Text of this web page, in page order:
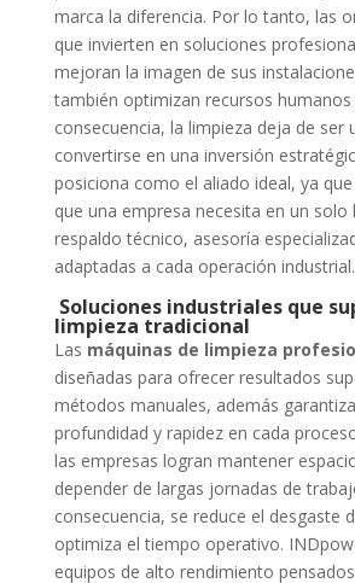
marca la diferencia. Por lo tanto, las
que invierten en soluciones
mejoran la imagen de sus
también optimizan recursos humanos
consecuencia, la limpieza deja de ser
convertirse en una inversión
posiciona como el aliado ideal, ya
que una empresa necesita en un solo
respaldo técnico, asesoría
adaptadas a cada operación industrial.
Soluciones industriales que
limpieza tradicional
Las máquinas de limpieza
diseñadas para ofrecer resultados
métodos manuales, además
profundidad y rapidez en cada
las empresas logran mantener
depender de largas jornadas de
consecuencia, se reduce el desgaste
optimiza el tiempo operativo.
equipos de alto rendimiento